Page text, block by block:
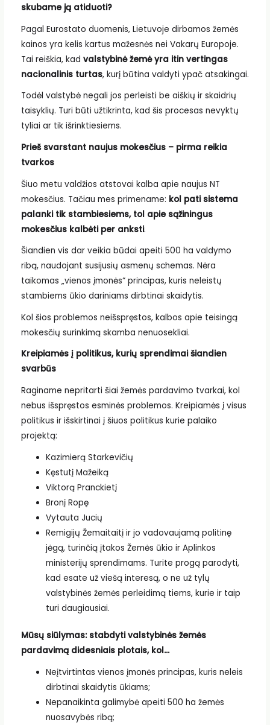
skubame ją atiduoti?
Pagal Eurostato duomenis, Lietuvoje dirbamos žemės
kainos yra kelis kartus mažesnės nei Vakarų Europoje.
Tai reiškia, kad valstybinė žemė yra itin vertingas
nacionalinis turtas, kurį būtina valdyti ypač atsakingai.
Todėl valstybė negali jos perleisti be aiškių ir skaidrių
taisyklių. Turi būti užtikrinta, kad šis procesas nevyktų
tyliai ar tik išrinktiesiems.
Prieš svarstant naujus mokesčius – pirma reikia
tvarkos
Šiuo metu valdžios atstovai kalba apie naujus NT
mokesčius. Tačiau mes primename: kol pati sistema
palanki tik stambiesiems, tol apie sąžiningus
mokesčius kalbėti per anksti.
Šiandien vis dar veikia būdai apeiti 500 ha valdymo
ribą, naudojant susijusių asmenų schemas. Nėra
taikomas „vienos įmonės“ principas, kuris neleistų
stambiems ūkio dariniams dirbtinai skaidytis.
Kol šios problemos neišspręstos, kalbos apie teisingą
mokesčių surinkimą skamba nenuosekliai.
Kreipiamės į politikus, kurių sprendimai šiandien
svarbūs
Raginame nepritarti šiai žemės pardavimo tvarkai, kol
nebus išspręstos esminės problemos. Kreipiamės į visus
politikus ir išskirtinai į šiuos politikus kurie palaiko
projektą:
Kazimierą Starkevičių
Kęstutį Mažeiką
Viktorą Pranckietį
Bronį Ropę
Vytauta Jucių
Remigijų Žemaitaitį ir jo vadovaujamą politinę
jėgą, turinčią įtakos Žemės ūkio ir Aplinkos
ministerijų sprendimams. Turite progą parodyti,
kad esate už viešą interesą, o ne už tylų
valstybinės žemės perleidimą tiems, kurie ir taip
turi daugiausiai.
Mūsų siūlymas: stabdyti valstybinės žemės
pardavimą didesniais plotais, kol…
Neįtvirtintas vienos įmonės principas, kuris neleis
dirbtinai skaidytis ūkiams;
Nepanaikinta galimybė apeiti 500 ha žemės
nuosavybės ribą;